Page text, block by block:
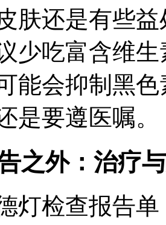
肤还是有些
少吃富含维
能会抑制黑
是要遵医嘱。
之外：治疗
灯检查报告